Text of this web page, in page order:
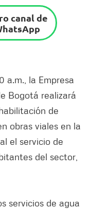
canal de
a.m., la Empresa
Bogotá realizará
de
obras viales en la
el servicio de
del sector,
servicios de agua